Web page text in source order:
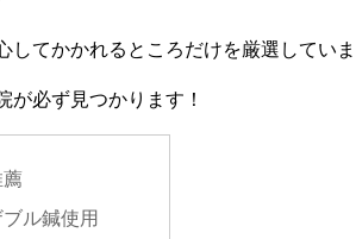
してかかれるところだけを厳選していま
が必ず見つかります！
薦
ル鍼使用